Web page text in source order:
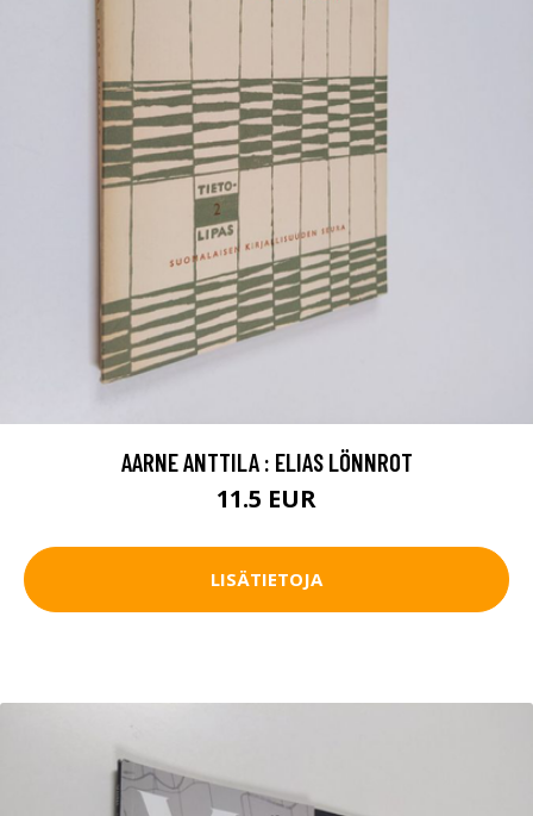
AARNE ANTTILA : ELIAS LÖNNROT
11.5 EUR
LISÄTIETOJA